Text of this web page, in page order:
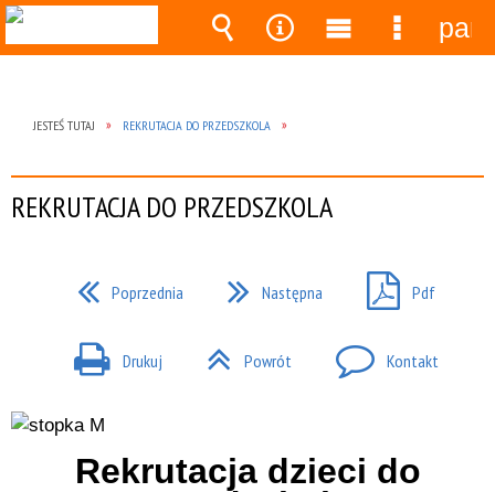
JESTEŚ TUTAJ REKRUTACJA DO PRZEDSZKOLA
REKRUTACJA DO PRZEDSZKOLA
Poprzednia Następna Pdf
Drukuj Powrót Kontakt
Rekrutacja dzieci do
Wyszukiwarka
Narzędzia
MenuMenu